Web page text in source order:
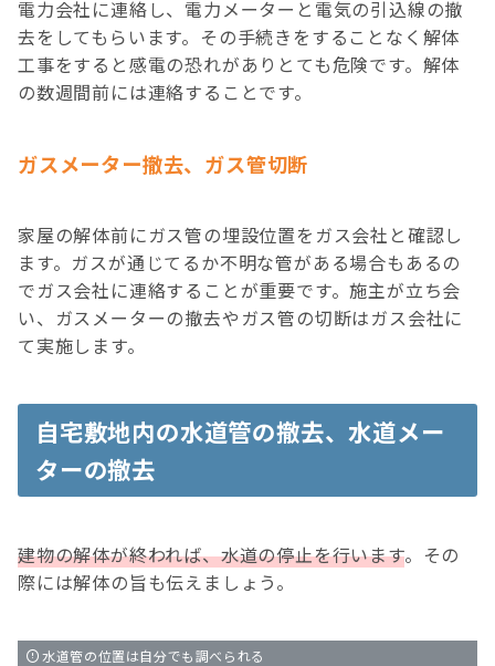
電力会社に連絡し、電力メーターと電気の引込線の撤
去をしてもらいます。その手続きをすることなく解体
工事をすると感電の恐れがありとても危険です。解体
の数週間前には連絡することです。
ガスメーター撤去、ガス管切断
家屋の解体前にガス管の埋設位置をガス会社と確認し
ます。ガスが通じてるか不明な管がある場合もあるの
でガス会社に連絡することが重要です。施主が立ち会
い、ガスメーターの撤去やガス管の切断はガス会社に
て実施します。
自宅敷地内の水道管の撤去、水道メー
ターの撤去
建物の解体が終われば、水道の停止を行います。その
際には解体の旨も伝えましょう。
水道管の位置は自分でも調べられる